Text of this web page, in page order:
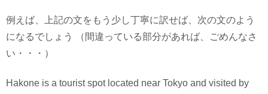
例えば、上記の文をもう少し丁寧に訳せば、次の文のよう
になるでしょう （間違っている部分があれば、ごめんなさ
い・・・）
Hakone is a tourist spot located near Tokyo and visited by